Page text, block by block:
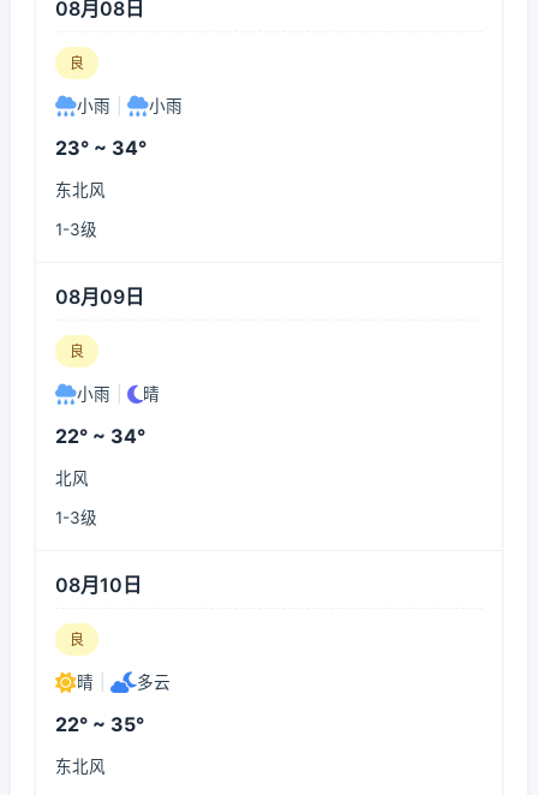
08月08日
良
小雨 小雨
23° ~ 34°
东北风
1-3级
08月09日
良
小雨 晴
22° ~ 34°
北风
1-3级
08月10日
良
晴 多云
22° ~ 35°
东北风